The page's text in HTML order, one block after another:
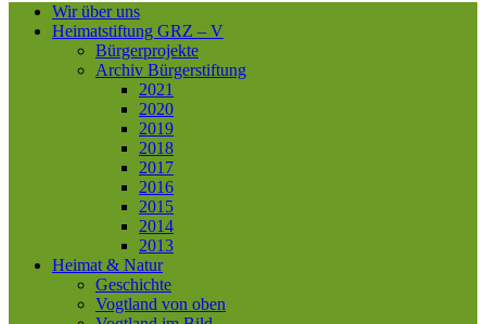
Wir über uns
Heimatstiftung GRZ – V
Bürgerprojekte
Archiv Bürgerstiftung
2021
2020
2019
2018
2017
2016
2015
2014
2013
Heimat & Natur
Geschichte
Vogtland von oben